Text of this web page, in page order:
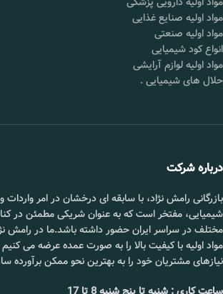
سولفیت​
دی اکسید
کربن​
قیمت :
تماس بگیرید.
مواد اولیه صنایع غذایی
مواد اولیه صنعتی
انواع کود شیمیایی
مواد اولیه لوازم آرایشی
حلال های شیمیایی .
درباره شرکت
بازرگانی رامش نژاد، با سابقه ای درخشان در امر واردات و
شیمیایی، مفتخر است که به عنوان شریکی مطمئن در
مختلف در سراسر ایران حضور داشته باشد.ما در رامش
مواد اولیه با کیفیت بالا را به صورت عمده عرضه می
نیازهای مشتریان خود را به بهترین نحو ممکن برآورده